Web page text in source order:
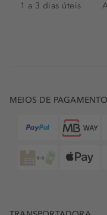
1 a 3 dias úteis
MEIOS DE PAGAMENTO